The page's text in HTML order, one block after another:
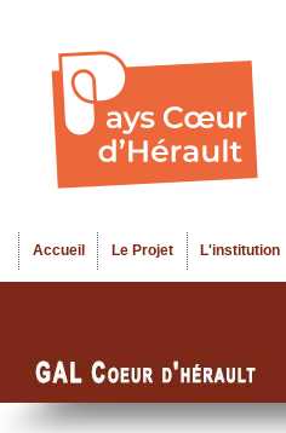
Menu principal
Accueil Le Projet L'institution